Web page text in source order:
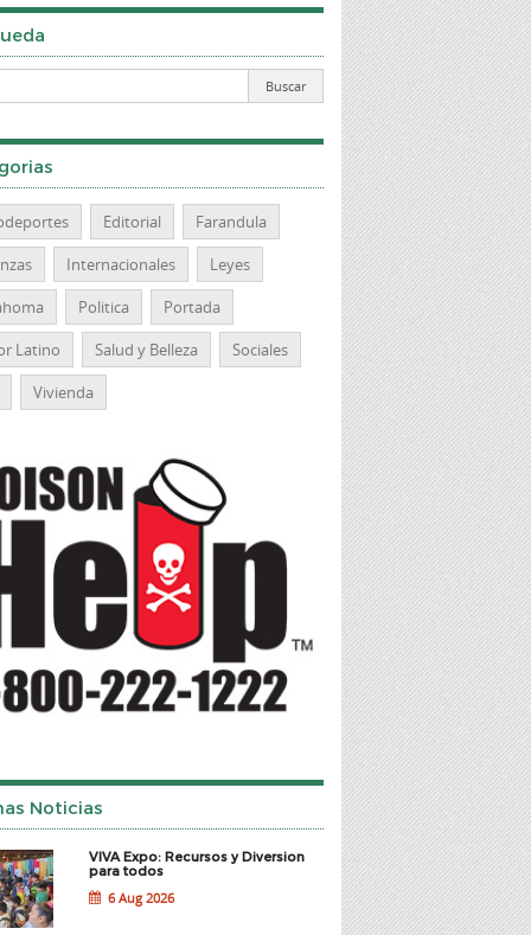
Editorial
Farandula
Internacionales
Leyes
Politica
Portada
Latino
Salud y Belleza
Sociales
Vivienda
Noticias
VIVA Expo: Recursos y Diversion
para todos
6 Aug 2026